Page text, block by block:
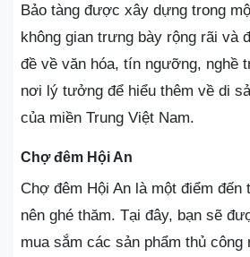
Bảo tàng được xây dựng trong
không gian trưng bày rộng rãi và
đề về văn hóa, tín ngưỡng, nghề
nơi lý tưởng để hiểu thêm về di
của miền Trung Việt Nam.
Chợ đêm Hội An
Chợ đêm Hội An là một điểm đến
nên ghé thăm. Tại đây, bạn sẽ
mua sắm các sản phẩm thủ công